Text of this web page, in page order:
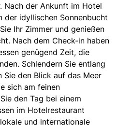
Nach der Ankunft im Hotel
der idyllischen Sonnenbucht
Ihr Zimmer und genießen
Nach dem Check-in haben
genügend Zeit, die
Schlendern Sie entlang
Sie den Blick auf das Meer
sich am feinen
den Tag bei einem
im Hotelrestaurant
und internationale